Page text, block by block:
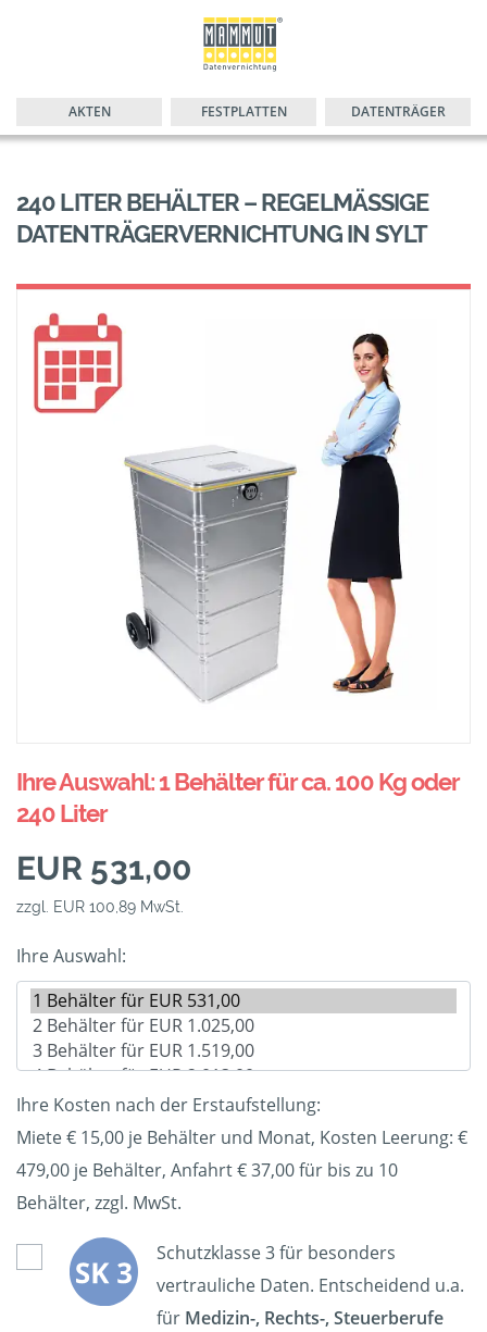
AKTEN FESTPLATTEN DATENTRÄGER
240 LITER BEHÄLTER – REGELMÄSSIGE D
ATENTRÄGERVERNICHTUNG IN SYLT
Ihre Auswahl: 1 Behälter für ca. 100 Kg oder
240 Liter
EUR 531,00
zzgl. EUR 100,89 MwSt.
Ihre Auswahl:
Ihre Kosten nach der Erstaufstellung:
Miete € 15,00 je Behälter und Monat, Kosten Leerung: €
479,00 je Behälter, Anfahrt € 37,00 für bis zu 10
Behälter, zzgl. MwSt.
Schutzklasse 3 für besonders
vertrauliche Daten. Entscheidend u.a.
für Medizin-, Rechts-, Steuerberufe